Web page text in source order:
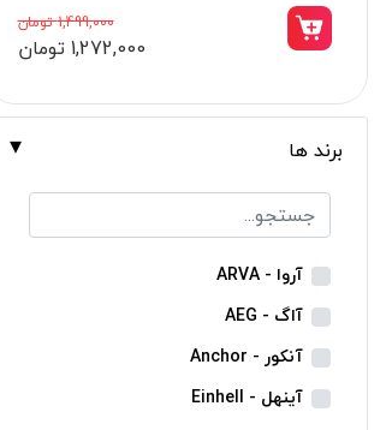
علف زن نووا
علف زن کنزاکس
بلک اسمیث-black smith
جک بطری بادی بیگ رد
دریل شارژی
پیچ گوشتی شارژی
مینی فرز شارژی
بکس شارژی
دریل نمونه برداری
19,980,000 تومان
16,980,000 تومان
برند ها
آروا - ARVA
آاگ - AEG
آنکور - Anchor
آینهل - Einhell